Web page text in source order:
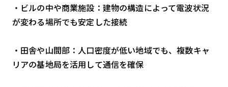
・ビルの中や商業施設：建物の構造によって電波状況
が変わる場所でも安定した接続
・田舎や山間部：人口密度が低い地域でも、複数キャ
リアの基地局を活用して通信を確保